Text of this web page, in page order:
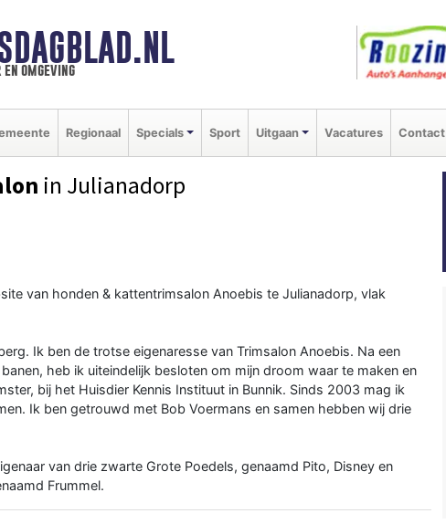
omgeving
Regionaal Specials Sport Uitgaan Vacatures Contact
in Julianadorp
van honden & kattentrimsalon Anoebis te Julianadorp, vlak
Ik ben de trotse eigenaresse van Trimsalon Anoebis. Na een
heb ik uiteindelijk besloten om mijn droom waar te maken en
bij het Huisdier Kennis Instituut in Bunnik. Sinds 2003 mag ik
Ik ben getrouwd met Bob Voermans en samen hebben wij drie
van drie zwarte Grote Poedels, genaamd Pito, Disney en
Frummel.